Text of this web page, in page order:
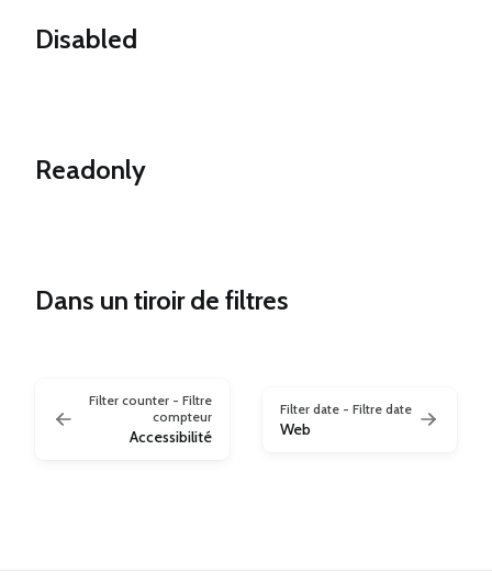
Disabled
Readonly
Dans un tiroir de filtres
Filter counter - Filtre
compteur
Accessibilité
Filter date - Filtre date
Web